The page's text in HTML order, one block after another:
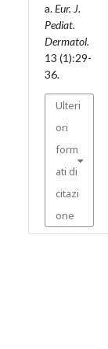
a.Eur. J.
Pediat.
Dermatol.
13 (1):29-
36.
Ulteri
ori
form
ati di
citazi
one